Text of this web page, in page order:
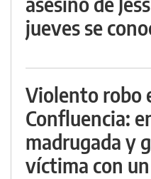
jueves se
Violento robo
Confluencia:
madrugada y
víctima con